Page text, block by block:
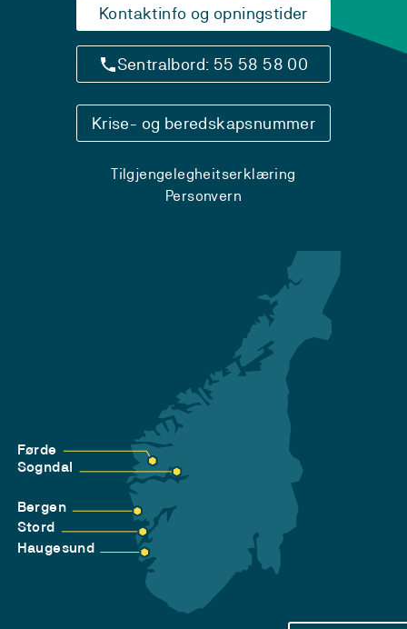
Kontaktinfo og opningstider
Sentralbord: 55 58 58 00
Krise- og beredskapsnummer
Tilgjengelegheitserklæring
Personvern
Førde
Sogndal
Bergen
Stord
Haugesund